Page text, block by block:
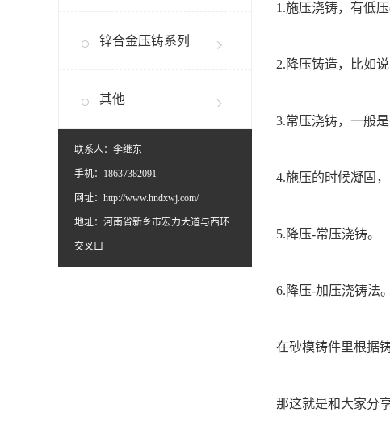
锌合金压铸系列
其他
联系人：李继东
手机：18637382091
网址： http://www.hndxwj.com/
地址：河南省新乡市宏力大道与西环
交叉口
1.施压浇铸，有低
2.降压铸造，比如
3.常压浇铸，一般
4.施压的时候凝固
5.降压-常压浇铸。
6.降压-加压浇铸法
在砂模铸件里根据
那这就是和大家分